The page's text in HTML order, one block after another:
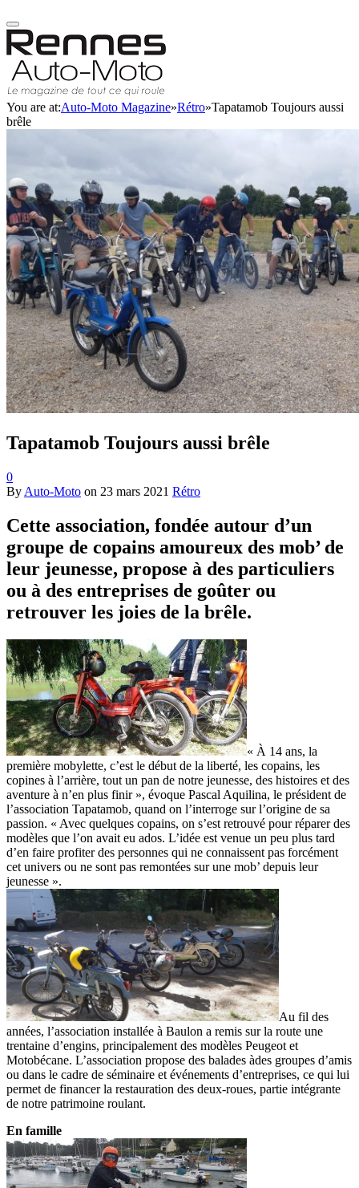
You are at:Auto-Moto Magazine»Rétro»Tapatamob Toujours aussi
brêle
Tapatamob Toujours aussi brêle
0
By Auto-Moto on 23 mars 2021 Rétro
Cette association, fondée autour d’un
groupe de copains amoureux des mob’ de
leur jeunesse, propose à des particuliers
ou à des entreprises de goûter ou
retrouver les joies de la brêle.
« À 14 ans, la
première mobylette, c’est le début de la liberté, les copains, les
copines à l’arrière, tout un pan de notre jeunesse, des histoires et des
aventure à n’en plus finir », évoque Pascal Aquilina, le président de
l’association Tapatamob, quand on l’interroge sur l’origine de sa
passion. « Avec quelques copains, on s’est retrouvé pour réparer des
modèles que l’on avait eu ados. L’idée est venue un peu plus tard
d’en faire profiter des personnes qui ne connaissent pas forcément
cet univers ou ne sont pas remontées sur une mob’ depuis leur
jeunesse ».
Au fil des
années, l’association installée à Baulon a remis sur la route une
trentaine d’engins, principalement des modèles Peugeot et
Motobécane. L’association propose des balades àdes groupes d’amis
ou dans le cadre de séminaire et événements d’entreprises, ce qui lui
permet de financer la restauration des deux-roues, partie intégrante
de notre patrimoine roulant.
En famille